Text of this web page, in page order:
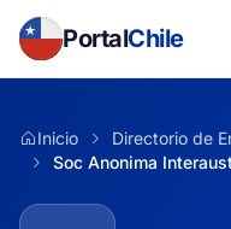
PortalChile
Inicio
Directorio de